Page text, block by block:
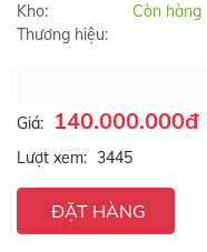
Kho:
Còn hàng
Thương hiệu:
Giá: 140.000.000đ
Lượt xem: 3445
ĐẶT HÀNG